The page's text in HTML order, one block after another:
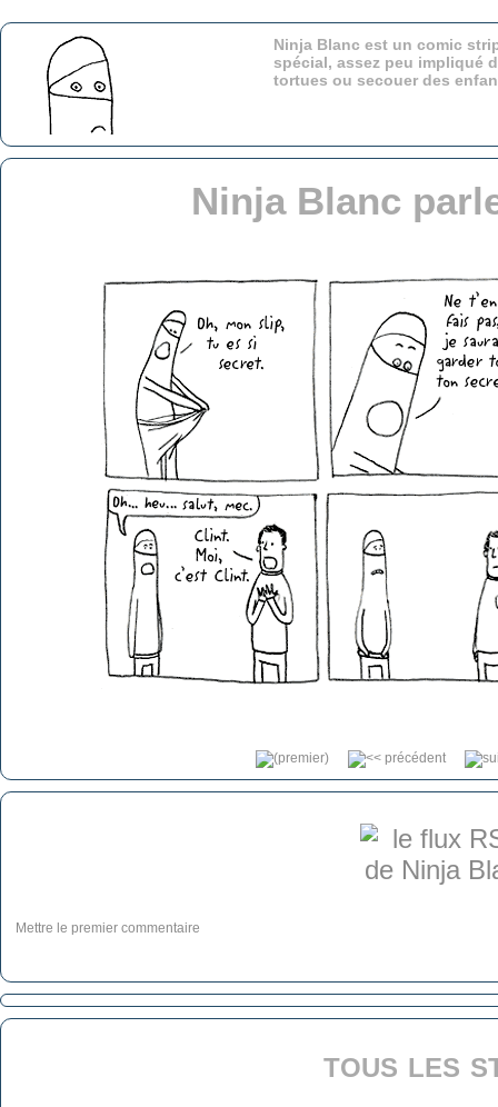
Ninja Blanc est un comic
spécial, assez peu impliqué
tortues ou secouer des
Ninja Blanc
Mettre le premier commentaire
tous les